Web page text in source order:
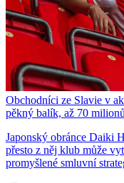
Obchodníci ze Slavie v
pěkný balík, až 70 milionů
Japonský obránce Daiki
přesto z něj klub může
promyšlené smluvní